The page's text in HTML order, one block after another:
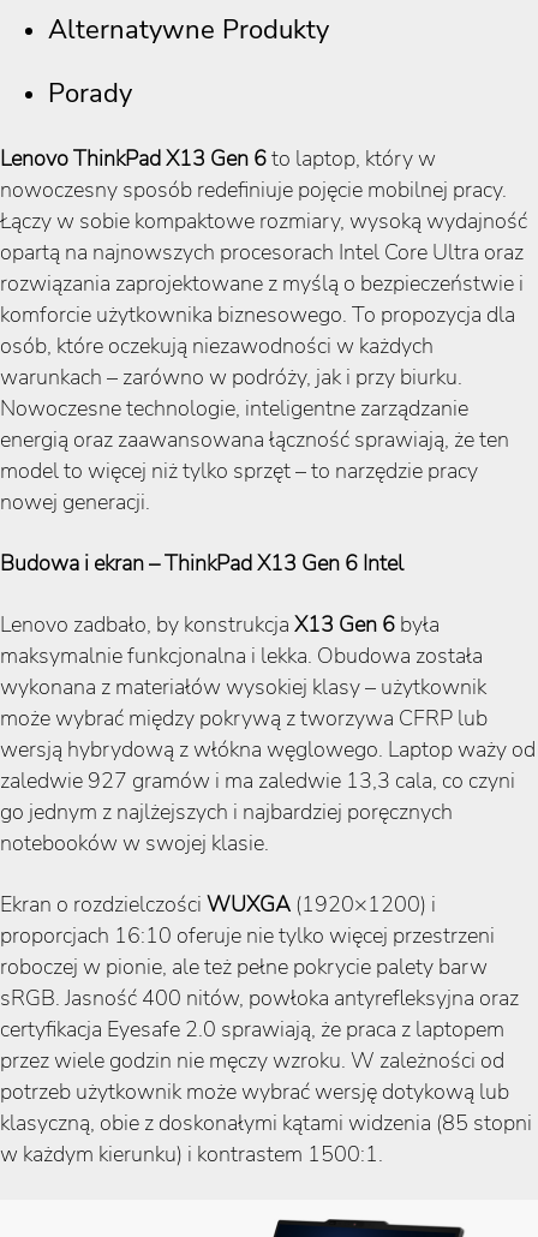
Alternatywne Produkty
Porady
Lenovo ThinkPad X13 Gen 6to laptop, który w
nowoczesny sposób redefiniuje pojęcie mobilnej pracy.
Łączy w sobie kompaktowe rozmiary, wysoką wydajność
opartą na najnowszych procesorach Intel Core Ultra oraz
rozwiązania zaprojektowane z myślą o bezpieczeństwie i
komforcie użytkownika biznesowego. To propozycja dla
osób, które oczekują niezawodności w każdych
warunkach – zarówno w podróży, jak i przy biurku.
Nowoczesne technologie, inteligentne zarządzanie
energią oraz zaawansowana łączność sprawiają, że ten
model to więcej niż tylko sprzęt – to narzędzie pracy
nowej generacji.
Budowa i ekran – ThinkPad X13 Gen 6 Intel
Lenovo zadbało, by konstrukcja X13 Gen 6 była
maksymalnie funkcjonalna i lekka. Obudowa została
wykonana z materiałów wysokiej klasy – użytkownik
może wybrać między pokrywą z tworzywa CFRP lub
wersją hybrydową z włókna węglowego. Laptop waży od
zaledwie 927 gramów i ma zaledwie 13,3 cala, co czyni
go jednym z najlżejszych i najbardziej poręcznych
notebooków w swojej klasie.
Ekran o rozdzielczości WUXGA (1920×1200) i
proporcjach 16:10 oferuje nie tylko więcej przestrzeni
roboczej w pionie, ale też pełne pokrycie palety barw
sRGB. Jasność 400 nitów, powłoka antyrefleksyjna oraz
certyfikacja Eyesafe 2.0 sprawiają, że praca z laptopem
przez wiele godzin nie męczy wzroku. W zależności od
potrzeb użytkownik może wybrać wersję dotykową lub
klasyczną, obie z doskonałymi kątami widzenia (85 stopni
w każdym kierunku) i kontrastem 1500:1.